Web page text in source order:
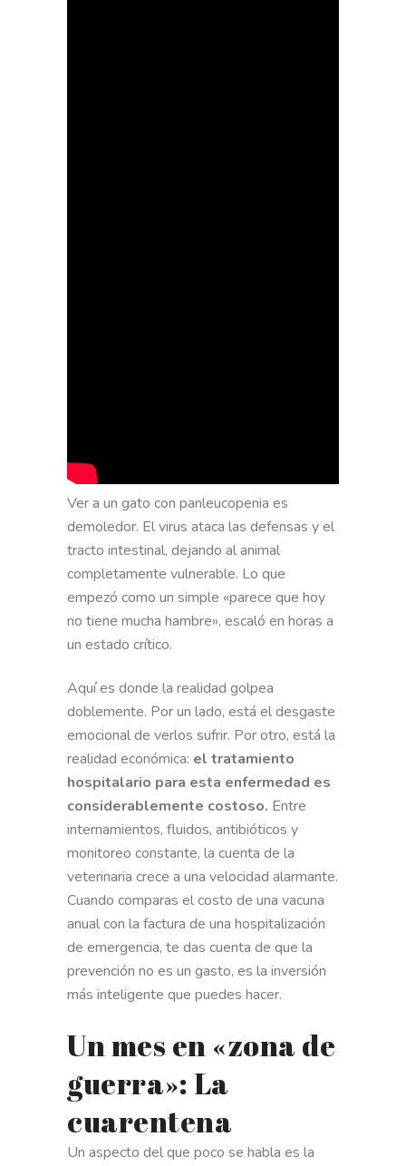
Ver a un gato con panleucopenia es
demoledor. El virus ataca las defensas y el
tracto intestinal, dejando al animal
completamente vulnerable. Lo que
empezó como un simple «parece que hoy
no tiene mucha hambre», escaló en horas a
un estado crítico.
Aquí es donde la realidad golpea
doblemente. Por un lado, está el desgaste
emocional de verlos sufrir. Por otro, está la
realidad económica: el tratamiento
hospitalario para esta enfermedad es
considerablemente costoso. Entre
internamientos, fluidos, antibióticos y
monitoreo constante, la cuenta de la
veterinaria crece a una velocidad alarmante.
Cuando comparas el costo de una vacuna
anual con la factura de una hospitalización
de emergencia, te das cuenta de que la
prevención no es un gasto, es la inversión
más inteligente que puedes hacer.
Un mes en «zona de
guerra»: La
cuarentena
Un aspecto del que poco se habla es la